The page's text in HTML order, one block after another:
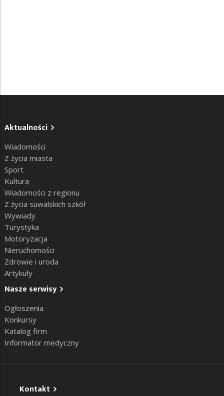
Aktualności
Wiadomości
Z życia miasta
Sport
Kultura
Wiadomości z regionu
Z życia suwalskich szkół
Wywiady
Turystyka
Motoryzacja
Nieruchomości
Zdrowie i uroda
Artykuły
Nasze serwisy
Ogłoszenia
Konkursy
Katalog firm
Informator medyczny
Kontakt